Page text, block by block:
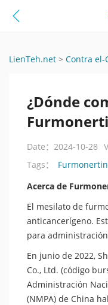
LienTeh.net > Contra el-
¿Dónde
Date：2024-10-28
Tags：
Acerca de
El mesilato de
anticancerígeno.
para
En junio de 2022,
Co., Ltd. (código
Administración
(NMPA) de China